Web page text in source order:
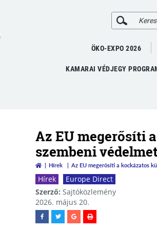
ÖKO-EXPO 2026
KAMARAI VÉDJEGY
Az EU megerősíti
szembeni védelmet
Hírek Az EU megerősíti a kockázatos
Hírek
Europe Direct
Szerző: Sajtóközlemény
2026. május 20.